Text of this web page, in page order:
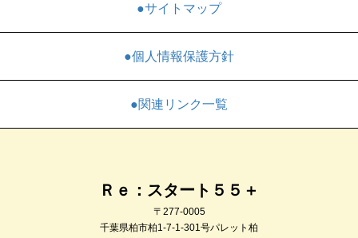
●サイトマップ
●個人情報保護方針
●関連リンク一覧
Ｒｅ：スタート５５＋
〒277-0005
千葉県柏市柏1-7-1-301号パレット柏